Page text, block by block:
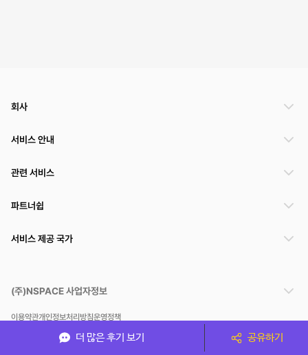
더 많은 후기 보기 공유하기
회사
서비스 안내
관련 서비스
파트너쉽
서비스 제공 국가
(주)NSPACE 사업자정보
이용약관개인정보처리방침운영정책
스페이스클라우드는 통신판매중개자이며 통신판매의 당사자가 아닙니다. 따라서 스페이스클
라우드는 공간 거래정보 및 거래에 대해 책임지지 않습니다.